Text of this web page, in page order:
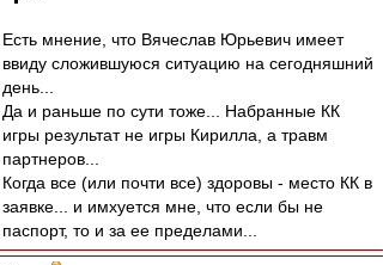
Есть мнение, что Вячеслав Юрьевич имеет
ввиду сложившуюся ситуацию на сегодняшний
день...
Да и раньше по сути тоже... Набранные КК
игры результат не игры Кирилла, а травм
партнеров...
Когда все (или почти все) здоровы - место КК в
заявке... и имхуется мне, что если бы не
паспорт, то и за ее пределами...